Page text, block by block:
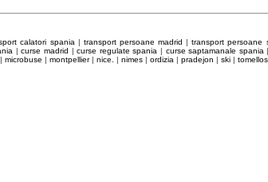
calatori spania | transport persoane madrid |transport persoane
|curse madrid |curse regulate spania | curse saptamanale spania |
| microbuse | montpellier| nice. | nimes | ordizia | pradejon | ski |